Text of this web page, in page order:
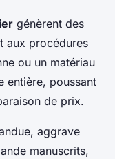
génèrent des
aux procédures
ou un matériau
entière, poussant
de prix.
aggrave
manuscrits,